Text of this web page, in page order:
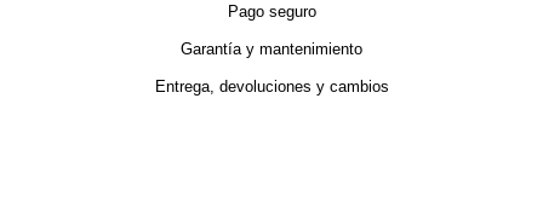
Pago seguro
Garantía y mantenimiento
Entrega, devoluciones y cambios